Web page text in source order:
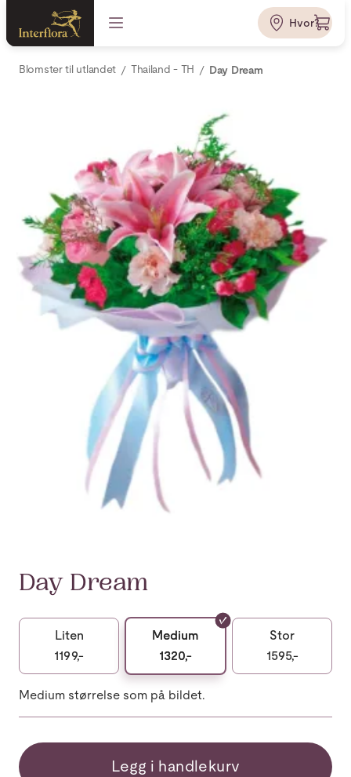
Hvor?
Blomster til utlandet Thailand - TH Day Dream
Day Dream
Liten
1199,-
Medium
1320,-
Stor
1595,-
Medium størrelse som på bildet.
Legg i handlekurv